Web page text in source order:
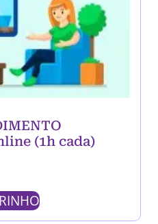
(1h cada)